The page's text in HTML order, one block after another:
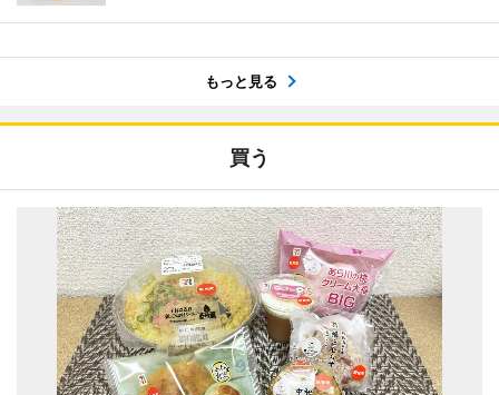
もっと見る
買う